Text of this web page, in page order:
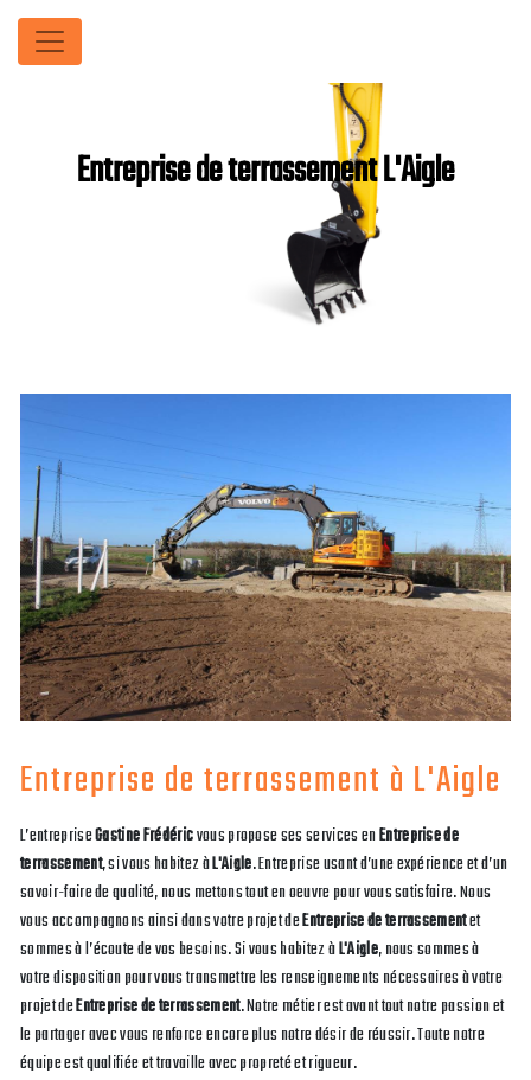
Panneau de gestion des cookies
Entreprise de terrassement L'Aigle
Entreprise de terrassement à L'Aigle
L’entrepriseGastine Frédéricvous propose ses services enEntreprise de
terrassement, si vous habitez àL'Aigle. Entreprise usant d’une expérience et d’un
savoir-faire de qualité, nous mettons tout en oeuvre pour vous satisfaire. Nous
vous accompagnons ainsi dans votre projet deEntreprise de terrassementet
sommes à l’écoute de vos besoins. Si vous habitez àL'Aigle, nous sommes à
votre disposition pour vous transmettre les renseignements nécessaires à votre
projet deEntreprise de terrassement. Notre métier est avant tout notre passion et
le partager avec vous renforce encore plus notre désir de réussir. Toute notre
équipe est qualifiée et travaille avec propreté et rigueur.